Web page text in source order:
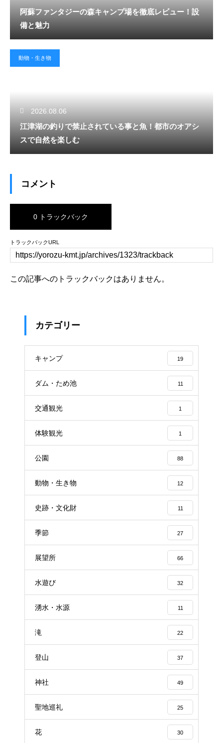
阿蘇ファンタジーの森キャンプ場を徹底レビュー！設
備と魅力
動物・生き物
2026.08.06
江津湖の釣りで禁止されている事と魚！都市のオアシ
スで自然を楽しむ
コメント
0 トラックバック
トラックバックURL
この記事へのトラックバックはありません。
カテゴリー
キャンプ 19
ダム・ため池 11
交通観光 1
体験観光 1
公園 88
動物・生き物 12
史跡・文化財 11
季節 27
展望所 66
水遊び 32
湧水・水源 11
滝 22
登山 37
神社 49
聖地巡礼 25
花 30